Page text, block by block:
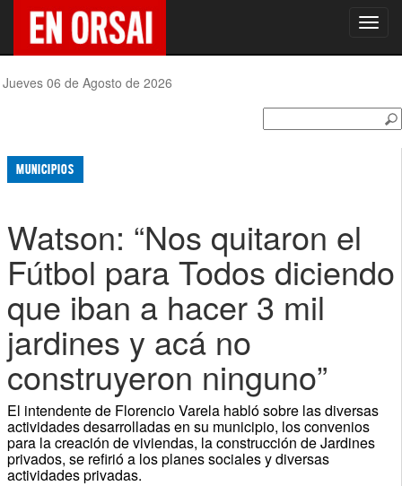
Jueves 06 de Agosto de 2026
MUNICIPIOS
Watson: “Nos quitaron el
Fútbol para Todos diciendo
que iban a hacer 3 mil
jardines y acá no
construyeron ninguno”
El intendente de Florencio Varela habló sobre las diversas
actividades desarrolladas en su municipio, los convenios
para la creación de viviendas, la construcción de Jardines
privados, se refirió a los planes sociales y diversas
actividades privadas.